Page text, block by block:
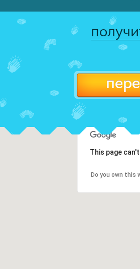
This page
Do you own this